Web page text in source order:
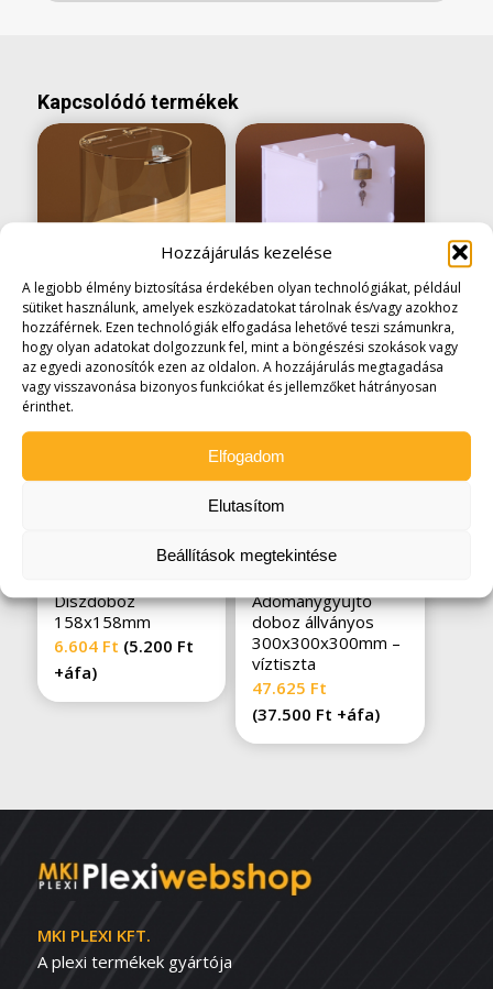
Hozzájárulás kezelése
A legjobb élmény biztosítása érdekében olyan technológiákat, például
sütiket használunk, amelyek eszközadatokat tárolnak és/vagy azokhoz
hozzáférnek. Ezen technológiák elfogadása lehetővé teszi számunkra,
hogy olyan adatokat dolgozzunk fel, mint a böngészési szokások vagy
az egyedi azonosítók ezen az oldalon. A hozzájárulás megtagadása
vagy visszavonása bizonyos funkciókat és jellemzőket hátrányosan
érinthet.
Elfogadom
Elutasítom
Beállítások megtekintése
Kapcsolódó termékek
Adománygyűjtő
doboz henger
200x200mm
18.923Ft
(14.900Ft+áfa)
Adománygyűjtő
doboz lapraszerelt
150 mm – opál
8.890Ft (7.000Ft
+áfa)
Díszdoboz
158x158mm
6.604 Ft (5.200 Ft
+áfa)
Adománygyűjtő
doboz állványos
300x300x300mm –
víztiszta
47.625 Ft
(37.500 Ft +áfa)
MKI PLEXI KFT.
A plexi termékek gyártója